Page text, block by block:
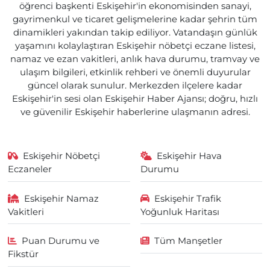
öğrenci başkenti Eskişehir'in ekonomisinden sanayi,
gayrimenkul ve ticaret gelişmelerine kadar şehrin tüm
dinamikleri yakından takip ediliyor. Vatandaşın günlük
yaşamını kolaylaştıran Eskişehir nöbetçi eczane listesi,
namaz ve ezan vakitleri, anlık hava durumu, tramvay ve
ulaşım bilgileri, etkinlik rehberi ve önemli duyurular
güncel olarak sunulur. Merkezden ilçelere kadar
Eskişehir'in sesi olan Eskişehir Haber Ajansı; doğru, hızlı
ve güvenilir Eskişehir haberlerine ulaşmanın adresi.
Eskişehir Nöbetçi
Eczaneler
Eskişehir Hava
Durumu
Eskişehir Namaz
Vakitleri
Eskişehir Trafik
Yoğunluk Haritası
Puan Durumu ve
Fikstür
Tüm Manşetler